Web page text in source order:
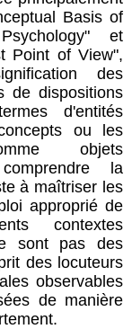
Basis of
et
Point of View",
des
de dispositions
d'entités
ou les
objets
la
à maîtriser les
approprié de
contextes
sont pas des
des locuteurs
observables
de manière